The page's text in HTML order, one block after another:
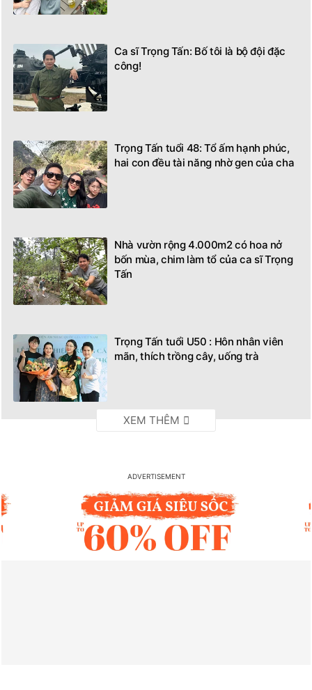
Ca sĩ Trọng Tấn: Bố tôi là bộ đội đặc
công!
Trọng Tấn tuổi 48: Tổ ấm hạnh phúc,
hai con đều tài năng nhờ gen của cha
Nhà vườn rộng 4.000m2 có hoa nở
bốn mùa, chim làm tổ của ca sĩ Trọng
Tấn
Trọng Tấn tuổi U50 : Hôn nhân viên
mãn, thích trồng cây, uống trà